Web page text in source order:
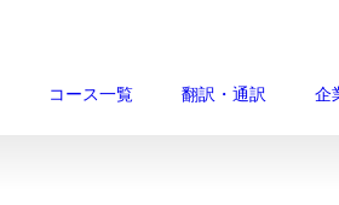
コース一覧 翻訳・通訳 企